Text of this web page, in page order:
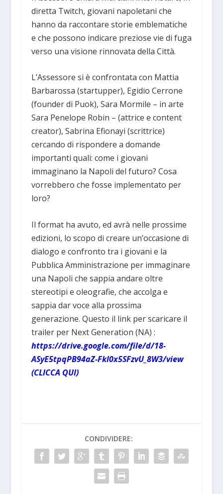
diretta Twitch, giovani napoletani che
hanno da raccontare storie emblematiche
e che possono indicare preziose vie di fuga
verso una visione rinnovata della Città.
L’Assessore si è confrontata con Mattia
Barbarossa (startupper), Egidio Cerrone
(founder di Puok), Sara Mormile – in arte
Sara Penelope Robin – (attrice e content
creator), Sabrina Efionayi (scrittrice)
cercando di rispondere a domande
importanti quali: come i giovani
immaginano la Napoli del futuro? Cosa
vorrebbero che fosse implementato per
loro?
Il format ha avuto, ed avrà nelle prossime
edizioni, lo scopo di creare un’occasione di
dialogo e confronto tra i giovani e la
Pubblica Amministrazione per immaginare
una Napoli che sappia andare oltre
stereotipi e oleografie, che accolga e
sappia dar voce alla prossima
generazione. Questo il link per scaricare il
trailer per Next Generation (NA) :
https://drive.google.com/file/d/18-
ASyE5tpqPB94aZ-Fkl0x5SFzvU_8W3/view
(CLICCA QUI)
CONDIVIDERE: